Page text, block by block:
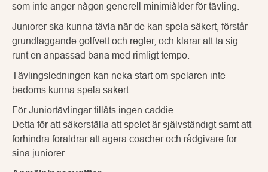
som inte anger någon generell minimiålder för tävling.
Juniorer ska kunna tävla när de kan spela säkert, förstår
grundläggande golfvett och regler, och klarar att ta sig
runt en anpassad bana med rimligt tempo.
Tävlingsledningen kan neka start om spelaren inte
bedöms kunna spela säkert.
För Juniortävlingar tillåts ingen caddie.
Detta för att säkerställa att spelet är självständigt samt att
förhindra föräldrar att agera coacher och rådgivare för
sina juniorer.